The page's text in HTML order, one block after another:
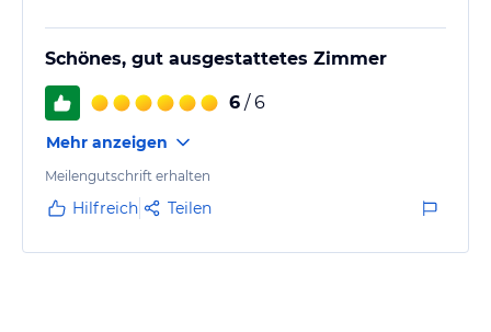
Schönes, gut ausgestattetes Zimmer
6 / 6
Mehr anzeigen
Meilengutschrift erhalten
Hilfreich Teilen